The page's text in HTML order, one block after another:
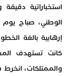
استخباراتية
إرهابية بالغة
كانت تستهدف
والممتلكات،